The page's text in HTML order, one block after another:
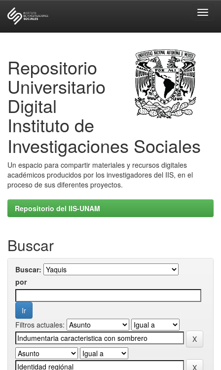
Repositorio
Universitario
Digital
Instituto de
Investigaciones Sociales
Un espacio para compartir materiales y recursos digitales
académicos producidos por los investigadores del IIS, en el
proceso de sus diferentes proyectos.
Repositorio del IIS-UNAM
Buscar
Buscar:
por
Filtros actuales: